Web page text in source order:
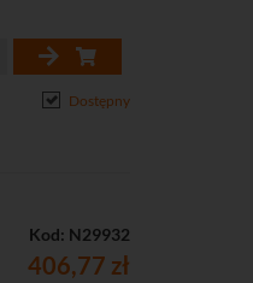
Dostępny
Kod: N29932
406,77 zł